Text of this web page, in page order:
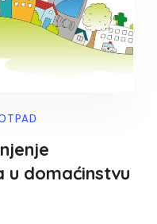
domaćinstvu